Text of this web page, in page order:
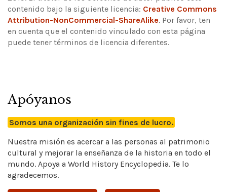
contenido bajo la siguiente licencia: Creative Commons
Attribution-NonCommercial-ShareAlike. Por favor, ten
en cuenta que el contenido vinculado con esta página
puede tener términos de licencia diferentes.
Apóyanos
Somos una organización sin fines de lucro.
Nuestra misión es acercar a las personas al patrimonio
cultural y mejorar la enseñanza de la historia en todo el
mundo. Apoya a World History Encyclopedia. Te lo
agradecemos.